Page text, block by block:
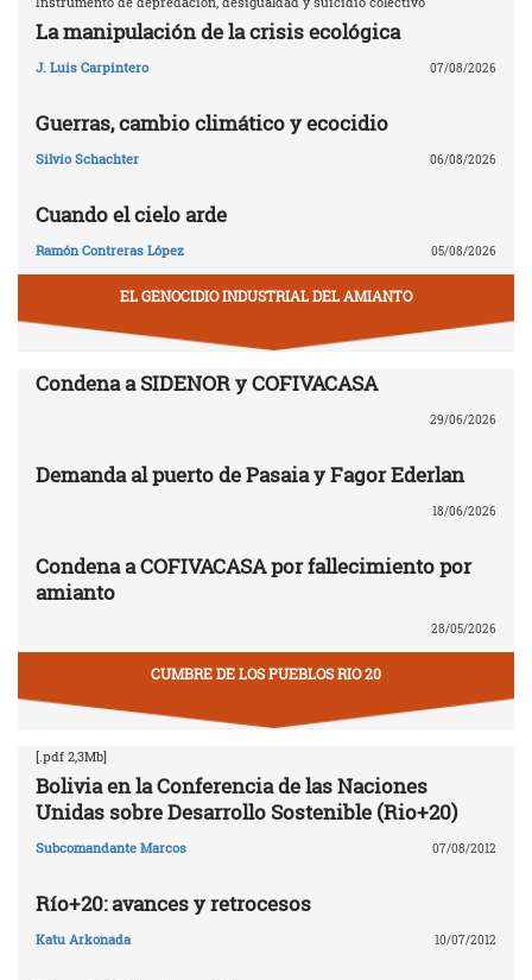
La manipulación de la crisis ecológica
J. Luis Carpintero 07/08/2026
Guerras, cambio climático y ecocidio
Silvio Schachter 06/08/2026
Cuando el cielo arde
Ramón Contreras López 05/08/2026
EL GENOCIDIO INDUSTRIAL DEL AMIANTO
Condena a SIDENOR y COFIVACASA
29/06/2026
Demanda al puerto de Pasaia y Fagor Ederlan
18/06/2026
Condena a COFIVACASA por fallecimiento por
amianto
28/05/2026
CUMBRE DE LOS PUEBLOS RIO 20
[.pdf 2,3Mb]
Bolivia en la Conferencia de las Naciones
Unidas sobre Desarrollo Sostenible (Rio+20)
Subcomandante Marcos 07/08/2012
Río+20: avances y retrocesos
Katu Arkonada 10/07/2012